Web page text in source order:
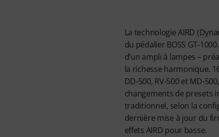
La technologie AIRD
du pédalier BOSS
d’un ampli à lampes –
la richesse harmonique.
DD‑500, RV‑500 et
changements de presets
traditionnel, selon la
dernière mise à jour du
effets AIRD pour basse.